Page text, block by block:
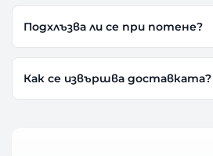
Подхлъзва ли се при потене?
Как се извършва доставката?